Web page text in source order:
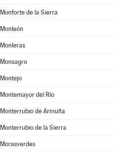
Monforte de la Sierra
Monleón
Monleras
Monsagro
Montejo
Montemayor del Río
Monterrubio de Armuña
Monterrubio de la Sierra
Morasverdes